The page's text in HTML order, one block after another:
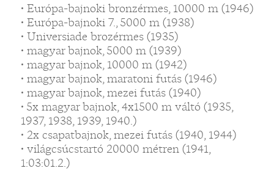
• Európa-bajnoki bronzérmes, 10000 m (1946)
• Európa-bajnoki 7., 5000 m (1938)
• Universiade brozérmes (1935)
• magyar bajnok, 5000 m (1939)
• magyar bajnok, 10000 m (1942)
• magyar bajnok, maratoni futás (1946)
• magyar bajnok, mezei futás (1940)
• 5x magyar bajnok, 4x1500 m váltó (1935,
1937, 1938, 1939, 1940.)
• 2x csapatbajnok, mezei futás (1940, 1944)
• világcsúcstartó 20000 métren (1941,
1:03:01.2.)